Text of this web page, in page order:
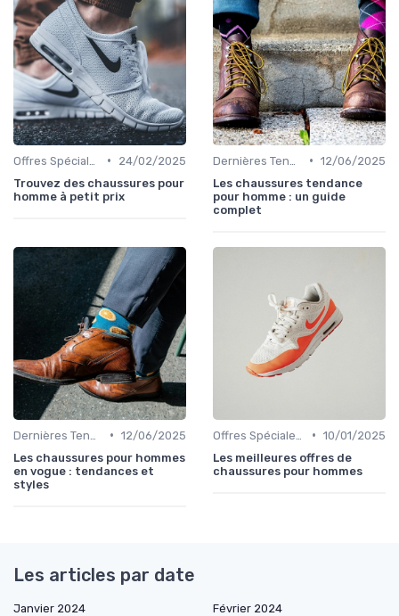
•
24/02/2025
Trouvez des chaussures pour
homme à petit prix
• 12/06/2025
Les chaussures tendance
pour homme : un guide
complet
• 12/06/2025
Les chaussures pour hommes
en vogue : tendances et
styles
• 10/01/2025
Les meilleures offres de
chaussures pour hommes
Les articles par date
Janvier 2024
Février 2024